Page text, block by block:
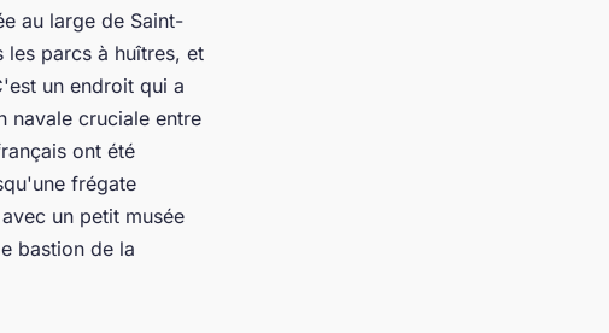
au large de Saint-
les parcs à huîtres, et
un endroit qui a
navale cruciale entre
ont été
frégate
un petit musée
bastion de la